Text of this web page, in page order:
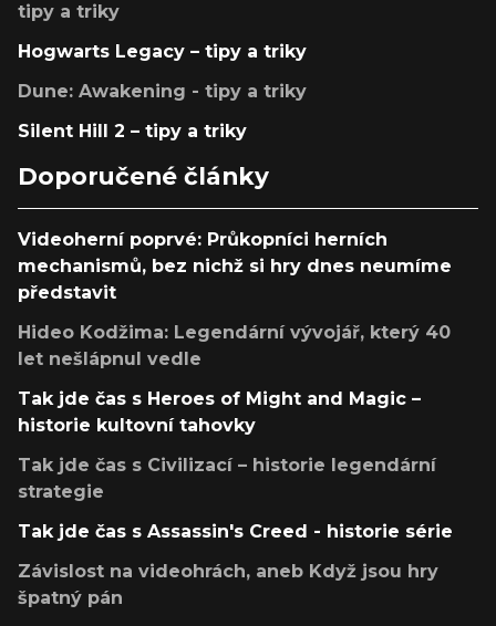
tipy a triky
Hogwarts Legacy – tipy a triky
Dune: Awakening - tipy a triky
Silent Hill 2 – tipy a triky
Doporučené články
Videoherní poprvé: Průkopníci herních
mechanismů, bez nichž si hry dnes neumíme
představit
Hideo Kodžima: Legendární vývojář, který 40
let nešlápnul vedle
Tak jde čas s Heroes of Might and Magic –
historie kultovní tahovky
Tak jde čas s Civilizací – historie legendární
strategie
Tak jde čas s Assassin's Creed - historie série
Závislost na videohrách, aneb Když jsou hry
špatný pán